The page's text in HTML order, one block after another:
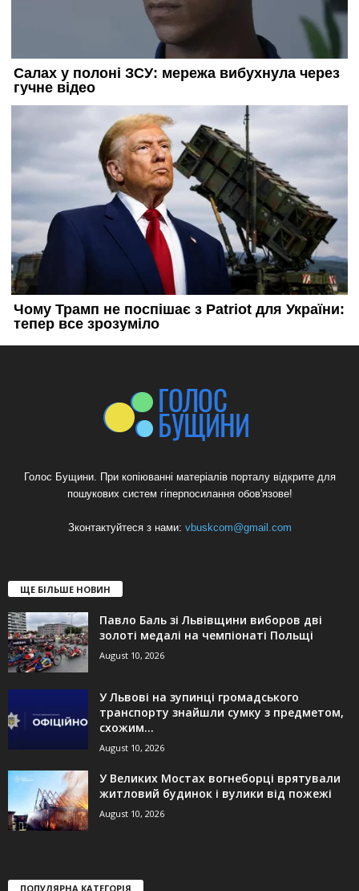
Голос Бущини. При копіюванні матеріалів порталу відкрите для
пошукових систем гіперпосилання обов'язове!
Зконтактуйтеся з нами: vbuskcom@gmail.com
ЩЕ БІЛЬШЕ НОВИН
Павло Баль зі Львівщини виборов дві
золоті медалі на чемпіонаті Польщі
August 10, 2026
У Львові на зупинці громадського
транспорту знайшли сумку з предметом,
схожим...
August 10, 2026
У Великих Мостах вогнеборці врятували
житловий будинок і вулики від пожежі
August 10, 2026
ПОПУЛЯРНА КАТЕГОРІЯ